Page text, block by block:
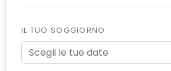
IL TUO SOGGIORNO